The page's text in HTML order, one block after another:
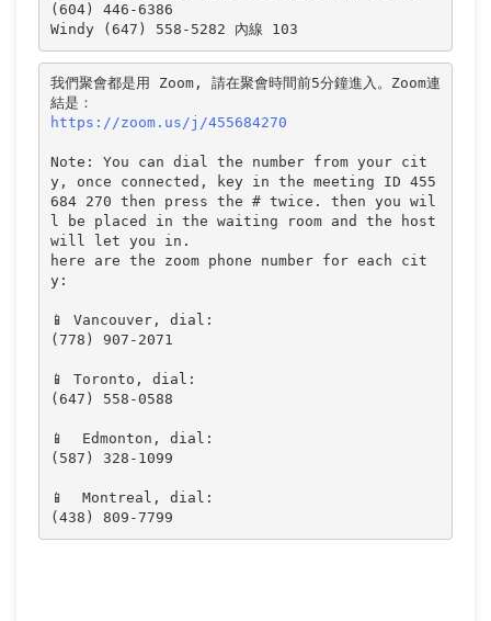
(604) 446-6386
我們聚會都是用 Zoom, 請在聚會時間前5分鐘進入。Zoom連
https://zoom.us/j/455684270
Note: You can dial the number from your cit
y, once connected, key in the meeting ID 455
684 270 then press the # twice. then you wil
l be placed in the waiting room and the host
will let you in.
here are the zoom phone number for each cit
y:
📱 Vancouver, dial:
(778) 907-2071
📱 Toronto, dial:
(647) 558-0588
📱  Edmonton, dial:
(587) 328-1099
📱  Montreal, dial:
(438) 809-7799